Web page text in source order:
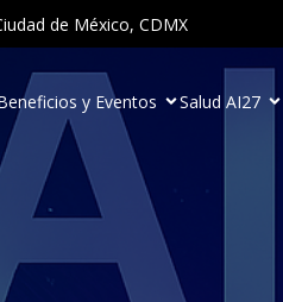
de México, CDMX
y Eventos Salud AI27